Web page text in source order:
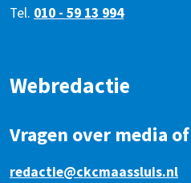
Tel. 010 - 59 13 994
Webredactie
Vragen over media
redactie@ckcmaassluis.nl